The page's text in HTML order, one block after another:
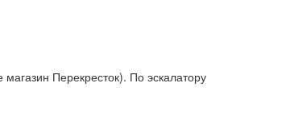
Перекресток). По эскалатору